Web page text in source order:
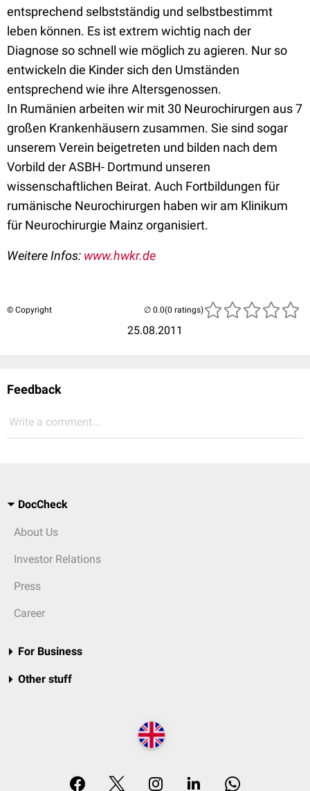
entsprechend selbstständig und selbstbestimmt
leben können. Es ist extrem wichtig nach der
Diagnose so schnell wie möglich zu agieren. Nur so
entwickeln die Kinder sich den Umständen
entsprechend wie ihre Altersgenossen.
In Rumänien arbeiten wir mit 30 Neurochirurgen aus 7
großen Krankenhäusern zusammen. Sie sind sogar
unserem Verein beigetreten und bilden nach dem
Vorbild der ASBH- Dortmund unseren
wissenschaftlichen Beirat. Auch Fortbildungen für
rumänische Neurochirurgen haben wir am Klinikum
für Neurochirurgie Mainz organisiert.
Weitere Infos: www.hwkr.de
© Copyright
25.08.2011
(0 ratings)
Feedback
Write a comment...
DocCheck
About Us
Investor Relations
Press
Career
For Business
Other stuff